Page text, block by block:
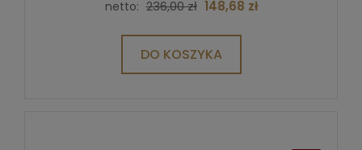
netto: 236,00 zł 148,68 zł
DO KOSZYKA